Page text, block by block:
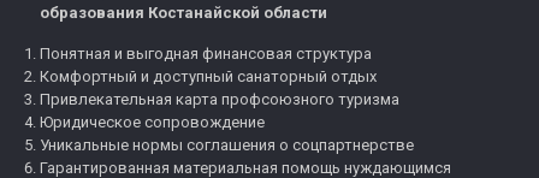
образования Костанайской области
Понятная и выгодная финансовая структура
Комфортный и доступный санаторный отдых
Привлекательная карта профсоюзного туризма
Юридическое сопровождение
Уникальные нормы соглашения о соцпартнерстве
Гарантированная материальная помощь нуждающимся